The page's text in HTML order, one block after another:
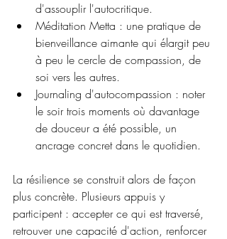
d'assouplir l'autocritique.
Méditation Metta : une pratique de
bienveillance aimante qui élargit peu
à peu le cercle de compassion, de
soi vers les autres.
Journaling d'autocompassion : noter
le soir trois moments où davantage
de douceur a été possible, un
ancrage concret dans le quotidien.
La résilience se construit alors de façon
plus concrète. Plusieurs appuis y
participent : accepter ce qui est traversé,
retrouver une capacité d'action, renforcer